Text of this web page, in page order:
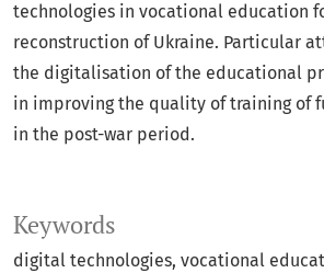
Keywords
digital technologies, vocational
technologies in vocational education
reconstruction of Ukraine. Particular
the digitalisation of the educational
in improving the quality of training of
in the post-war period.